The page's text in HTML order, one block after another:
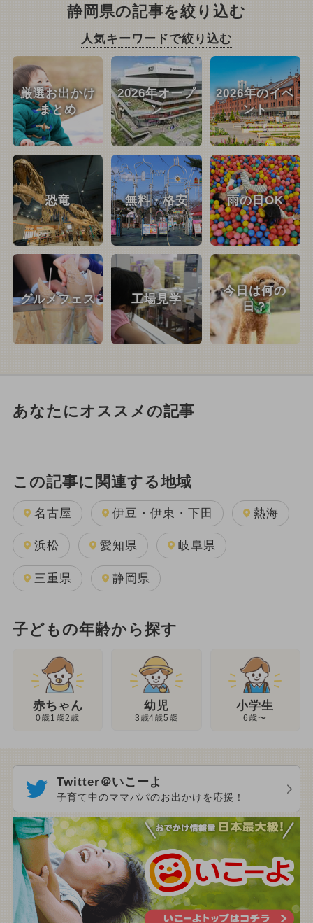
静岡県の記事を絞り込む
人気キーワードで絞り込む
厳選お出かけ
まとめ
2026年オープ
ン
2026年のイベ
ント
恐竜 無料・格安 雨の日OK
グルメフェス 工場見学
今日は何の
日？
あなたにオススメの記事
この記事に関連する地域
名古屋 伊豆・伊東・下田 熱海
浜松 愛知県 岐阜県
三重県 静岡県
子どもの年齢から探す
赤ちゃん
0歳1歳2歳
幼児
3歳4歳5歳
小学生
6歳〜
Twitter＠いこーよ
子育て中のママパパのお出かけを応援！